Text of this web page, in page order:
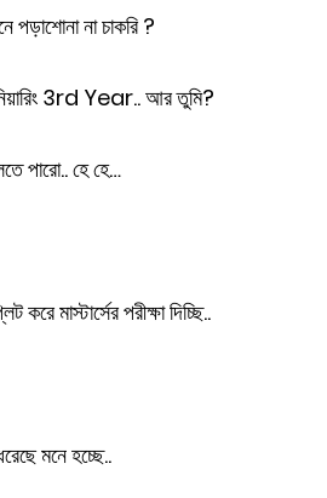
পড়াশোনা না চাকরি ?
3rd Year.. আর তুমি?
পারো.. হে হে…
মাস্টার্সের পরীক্ষা দিচ্ছি..
মনে হচ্ছে..